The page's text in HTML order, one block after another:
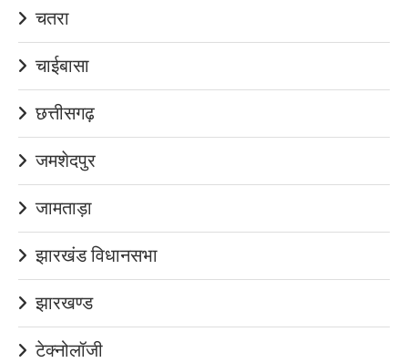
चतरा
चाईबासा
छत्तीसगढ़
जमशेदपुर
जामताड़ा
झारखंड विधानसभा
झारखण्ड
टेक्नोलॉजी